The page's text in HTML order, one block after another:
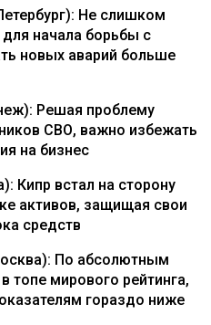
Не слишком
начала борьбы с
новых аварий больше
Решая проблему
СВО, важно избежать
на бизнес
Кипр встал на сторону
активов, защищая свои
средств
По абсолютным
топе мирового рейтинга,
гораздо ниже